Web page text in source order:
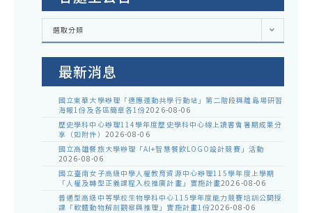
各
室
選取分類
最新消息
國立東華大學辦理「適應運動共學行動站」第二階段與離島場研習
海報1份及各區簡章各1份2026-08-06
歷史學科中心辦理114學年度歷史學科中心線上讀書會暑期成果分
享（如附件） 2026-08-06
國立高雄餐旅大學辦理「AI+智慧餐飲LOGO設計競賽」活動
2026-08-06
國立臺南女子高級中學人權教育資源中心辦理115學年度上學期
「人權及轉型正義課程入校推廣計畫」實施計畫2026-08-06
普通型高級中等學校生物學科中心115學年度能力競賽培訓公開授
課「軟體動物解剖觀察與推理」實施計畫1份2026-08-06